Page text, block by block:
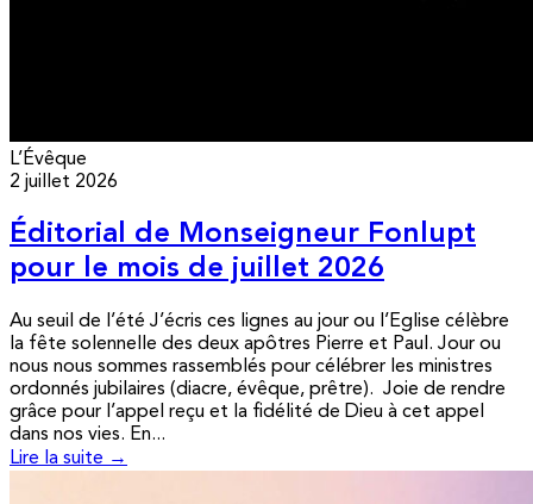
L’Évêque
2 juillet 2026
Éditorial de Monseigneur Fonlupt
pour le mois de juillet 2026
Au seuil de l’été J’écris ces lignes au jour ou l’Eglise célèbre
la fête solennelle des deux apôtres Pierre et Paul. Jour ou
nous nous sommes rassemblés pour célébrer les ministres
ordonnés jubilaires (diacre, évêque, prêtre). Joie de rendre
grâce pour l’appel reçu et la fidélité de Dieu à cet appel
dans nos vies. En...
Lire la suite →